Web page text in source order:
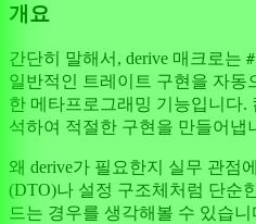
개요
간단히 말해서, derive 매크로는
일반적인 트레이트 구현을 자동
한 메타프로그래밍 기능입니다.
석하여 적절한 구현을 만들어냅
왜 derive가 필요한지 실무 관점
(DTO)나 설정 구조체처럼 단순
드는 경우를 생각해볼 수 있습